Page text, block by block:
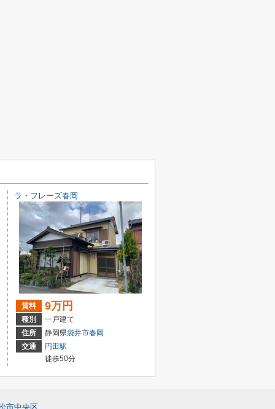
ラ・フレーズ春岡
賃料 9万円
種別
一戸建て
住所
静岡県袋井市春岡
交通
円田駅
徒歩50分
市中央区